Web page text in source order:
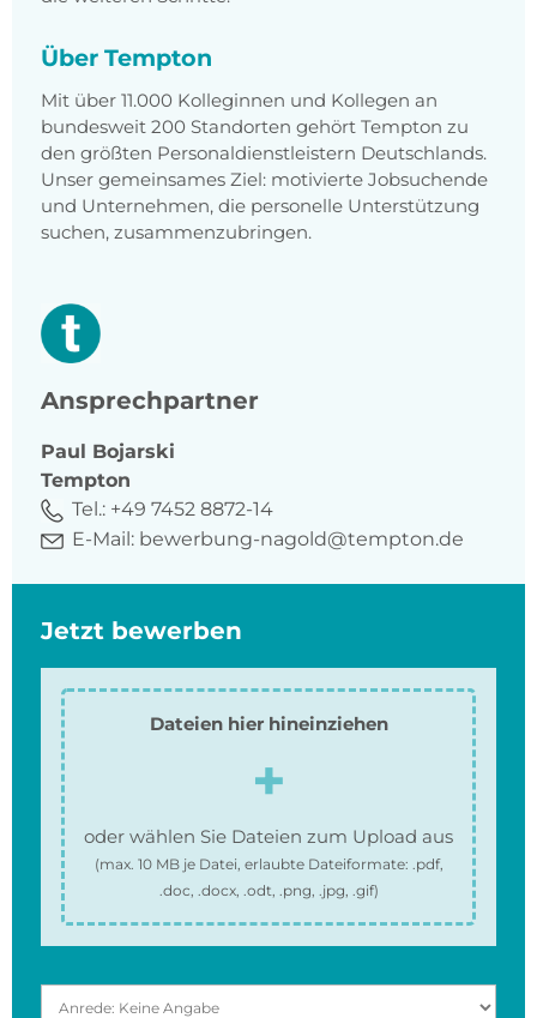
Über Tempton
Mit über 11.000 Kolleginnen und Kollegen an
bundesweit 200 Standorten gehört Tempton zu
den größten Personaldienstleistern Deutschlands.
Unser gemeinsames Ziel: motivierte Jobsuchende
und Unternehmen, die personelle Unterstützung
suchen, zusammenzubringen.
Ansprechpartner
Paul
Bojarski
Tempton
Tel.: +49 7452 8872-14
E-Mail: bewerbung-nagold@tempton.de
Jetzt bewerben
Dateien hier hineinziehen
oder wählen Sie Dateien zum Upload aus
(max. 10 MBje Datei, erlaubte Dateiformate: .pdf,
.doc, .docx, .odt, .png, .jpg, .gif)